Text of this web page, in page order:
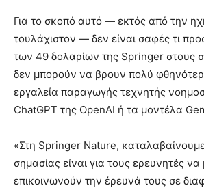
Για το σκοπό αυτό — εκτός από την
τουλάχιστον — δεν είναι σαφές τι
των 49 δολαρίων της Springer στους
δεν μπορούν να βρουν πολύ
εργαλεία παραγωγής τεχνητής
ChatGPT της OpenAI ή τα μοντέλα
«Στη Springer Nature,
σημασίας είναι για τους ερευνητές
επικοινωνούν την έρευνά τους σε